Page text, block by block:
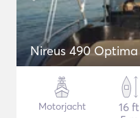
Nireus 490 Optima
Motorjacht
16 ft